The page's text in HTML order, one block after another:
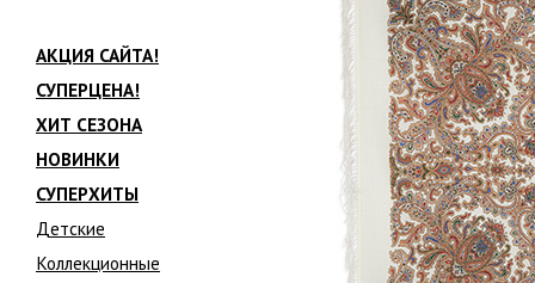
АКЦИЯ САЙТА!
СУПЕРЦЕНА!
ХИТ СЕЗОНА
НОВИНКИ
СУПЕРХИТЫ
Детские
Коллекционные